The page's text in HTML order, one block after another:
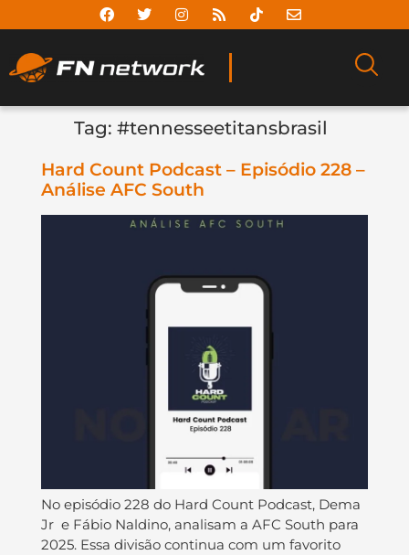
Tag: #tennesseetitansbrasil
Hard Count Podcast – Episódio 228 –
Análise AFC South
No episódio 228 do ⁠⁠⁠⁠⁠⁠⁠⁠⁠⁠⁠⁠⁠⁠⁠⁠⁠⁠Hard Count Podcast⁠⁠⁠⁠⁠⁠⁠⁠⁠⁠⁠⁠⁠⁠⁠⁠⁠⁠, ⁠⁠⁠⁠⁠⁠⁠⁠⁠⁠⁠⁠⁠⁠⁠⁠⁠⁠Dema
Jr⁠⁠⁠⁠⁠⁠ ⁠⁠⁠⁠⁠⁠⁠⁠⁠⁠⁠ e Fábio Naldino⁠⁠⁠⁠⁠⁠⁠⁠⁠⁠⁠⁠⁠⁠, analisam a AFC South para
2025. Essa divisão continua com um favorito